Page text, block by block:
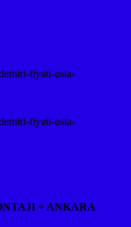
fiyati-usta-
fiyati-usta-
+ ANKARA